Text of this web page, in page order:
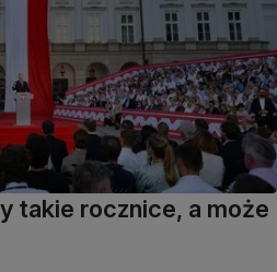
takie rocznice, a może